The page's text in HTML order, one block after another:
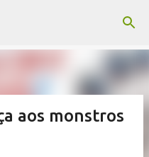
principal
aos monstros